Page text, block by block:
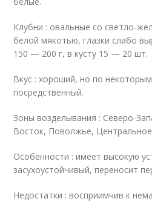
Клубни : овальные со светло-
белой мякотью, глазки слабо
150 — 200 г, в кусту 15 — 20 шт.
Вкус : хороший, но по
посредственный.
Зоны возделывания : Северо-
Восток, Поволжье,
Особенности : имеет высокую
засухоустойчивый, переносит
Недостатки : восприимчив к